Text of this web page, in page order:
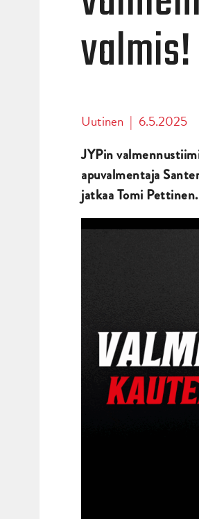
valmis!
Uutinen | 6.5.2025
JYPin
apuvalmentaja
jatkaa Tomi Pettinen.